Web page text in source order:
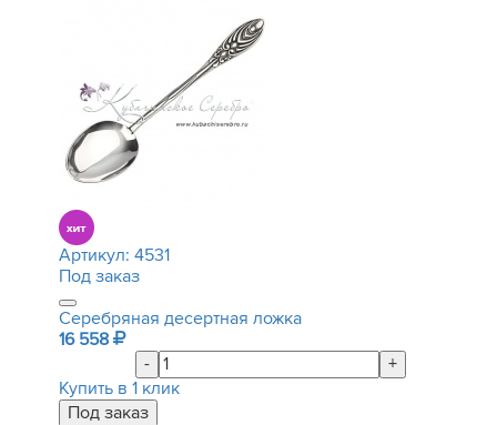
Артикул: 4531
Под заказ
Серебряная десертная ложка
16 558
-
+
Купить в 1 клик